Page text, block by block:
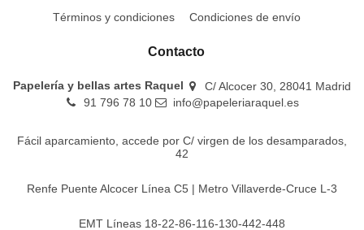
Términos y condiciones Condiciones de envío
Contacto
Papelería y bellas artes Raquel
C/ Alcocer 30, 28041 Madrid
91 796 78 10
info@papeleriaraquel.es
Fácil aparcamiento, accede por C/ virgen de los desamparados,
42
Renfe Puente Alcocer Línea C5 | Metro Villaverde-Cruce L-3
EMT Líneas 18-22-86-116-130-442-448